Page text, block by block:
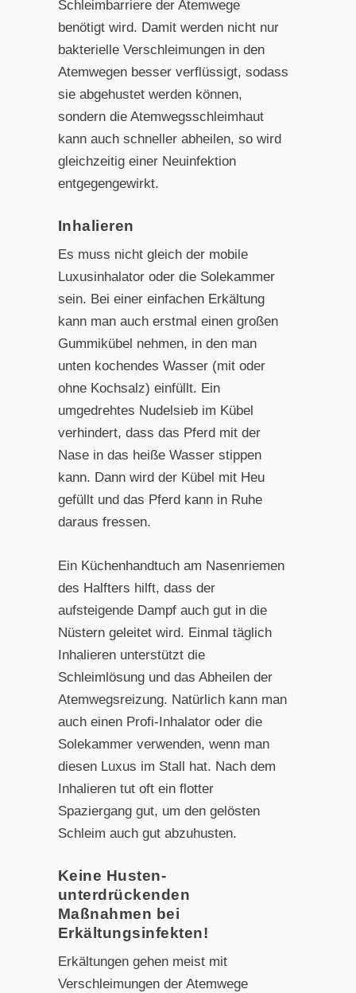
Schleimbarriere der Atemwege
benötigt wird. Damit werden nicht nur
bakterielle Verschleimungen in den
Atemwegen besser verflüssigt, sodass
sie abgehustet werden können,
sondern die Atemwegsschleimhaut
kann auch schneller abheilen, so wird
gleichzeitig einer Neuinfektion
entgegengewirkt.
Inhalieren
Es muss nicht gleich der mobile
Luxusinhalator oder die Solekammer
sein. Bei einer einfachen Erkältung
kann man auch erstmal einen großen
Gummikübel nehmen, in den man
unten kochendes Wasser (mit oder
ohne Kochsalz) einfüllt. Ein
umgedrehtes Nudelsieb im Kübel
verhindert, dass das Pferd mit der
Nase in das heiße Wasser stippen
kann. Dann wird der Kübel mit Heu
gefüllt und das Pferd kann in Ruhe
daraus fressen.
Ein Küchenhandtuch am Nasenriemen
des Halfters hilft, dass der
aufsteigende Dampf auch gut in die
Nüstern geleitet wird. Einmal täglich
Inhalieren unterstützt die
Schleimlösung und das Abheilen der
Atemwegsreizung. Natürlich kann man
auch einen Profi-Inhalator oder die
Solekammer verwenden, wenn man
diesen Luxus im Stall hat. Nach dem
Inhalieren tut oft ein flotter
Spaziergang gut, um den gelösten
Schleim auch gut abzuhusten.
Keine Husten-
unterdrückenden
Maßnahmen bei
Erkältungsinfekten!
Erkältungen gehen meist mit
Verschleimungen der Atemwege